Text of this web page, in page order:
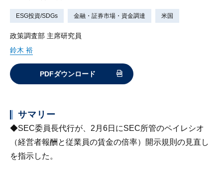
ESG投資/SDGs 金融・証券市場・資金調達 米国
政策調査部 主席研究員
鈴木 裕
PDFダウンロード
サマリー
◆SEC委員長代行が、2月6日にSEC所管のペイレシオ
（経営者報酬と従業員の賃金の倍率）開示規則の見直し
を指示した。